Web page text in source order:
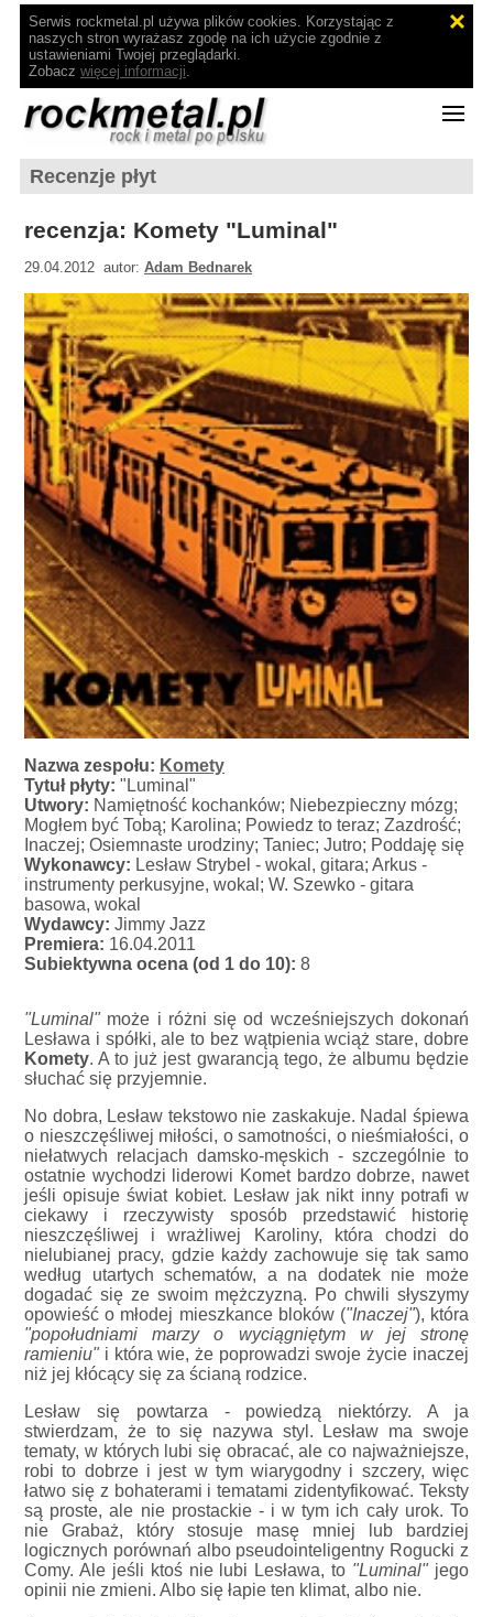
Serwis rockmetal.pl używa plików cookies. Korzystając z
naszych stron wyrażasz zgodę na ich użycie zgodnie z
ustawieniami Twojej przeglądarki.
Zobacz więcej informacji.
Recenzje płyt
recenzja: Komety "Luminal"
29.04.2012 autor:Adam Bednarek
Nazwa zespołu: Komety
Tytuł płyty: "Luminal"
Utwory: Namiętność kochanków; Niebezpieczny mózg;
Mogłem być Tobą; Karolina; Powiedz to teraz; Zazdrość;
Inaczej; Osiemnaste urodziny; Taniec; Jutro; Poddaję się
Wykonawcy: Lesław Strybel - wokal, gitara; Arkus -
instrumenty perkusyjne, wokal; W. Szewko - gitara
basowa, wokal
Wydawcy: Jimmy Jazz
Premiera: 16.04.2011
Subiektywna ocena (od 1 do 10): 8
"Luminal"może i różni się od wcześniejszych dokonań
Lesława i spółki, ale to bez wątpienia wciąż stare, dobre
Komety. A to już jest gwarancją tego, że albumu będzie
słuchać się przyjemnie.
No dobra, Lesław tekstowo nie zaskakuje. Nadal śpiewa
o nieszczęśliwej miłości, o samotności, o nieśmiałości, o
niełatwych relacjach damsko-męskich - szczególnie to
ostatnie wychodzi liderowi Komet bardzo dobrze, nawet
jeśli opisuje świat kobiet. Lesław jak nikt inny potrafi w
ciekawy i rzeczywisty sposób przedstawić historię
nieszczęśliwej i wrażliwej Karoliny, która chodzi do
nielubianej pracy, gdzie każdy zachowuje się tak samo
według utartych schematów, a na dodatek nie może
dogadać się ze swoim mężczyzną. Po chwili słyszymy
opowieść o młodej mieszkance bloków ("Inaczej"), która
"popołudniami marzy o wyciągniętym w jej stronę
ramieniu"i która wie, że poprowadzi swoje życie inaczej
niż jej kłócący się za ścianą rodzice.
Lesław się powtarza - powiedzą niektórzy. A ja
stwierdzam, że to się nazywa styl. Lesław ma swoje
tematy, w których lubi się obracać, ale co najważniejsze,
robi to dobrze i jest w tym wiarygodny i szczery, więc
łatwo się z bohaterami i tematami zidentyfikować. Teksty
są proste, ale nie prostackie - i w tym ich cały urok. To
nie Grabaż, który stosuje masę mniej lub bardziej
logicznych porównań albo pseudointeligentny Rogucki z
Comy. Ale jeśli ktoś nie lubi Lesława, to "Luminal"jego
opinii nie zmieni. Albo się łapie ten klimat, albo nie.